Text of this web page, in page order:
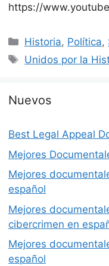
https://
Categorías
Historia, Política,
Etiquetas
Unidos por la
Nuevos
Best Legal Appeal
Mejores
Mejores
español
Mejores
cibercrimen en
Mejores
español